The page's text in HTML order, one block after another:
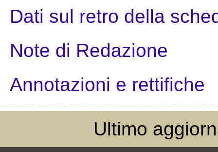
Dati sul retro della
Note di Redazione
Annotazioni e rettifiche
Ultimo